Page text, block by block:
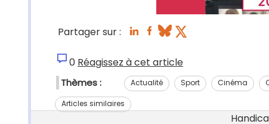
Partager sur :
0 Réagissez à cet article
Thèmes : Actualité Sport Cinéma
Articles similaires